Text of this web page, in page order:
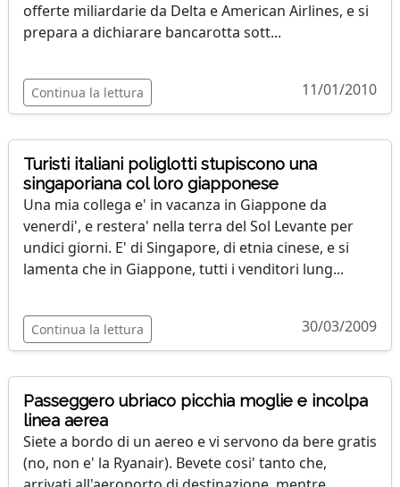
offerte miliardarie da Delta e American Airlines, e si
prepara a dichiarare bancarotta sott...
Continua la lettura 11/01/2010
Turisti italiani poliglotti stupiscono una
singaporiana col loro giapponese
Una mia collega e' in vacanza in Giappone da
venerdi', e restera' nella terra del Sol Levante per
undici giorni. E' di Singapore, di etnia cinese, e si
lamenta che in Giappone, tutti i venditori lung...
Continua la lettura 30/03/2009
Passeggero ubriaco picchia moglie e incolpa
linea aerea
Siete a bordo di un aereo e vi servono da bere gratis
(no, non e' la Ryanair). Bevete cosi' tanto che,